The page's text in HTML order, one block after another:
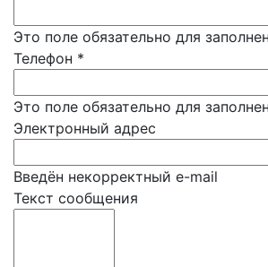
Это поле обязательно для
Телефон *
Это поле обязательно для
Электронный адрес
Введён некорректный e-mail
Текст сообщения